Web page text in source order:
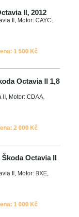
II, 2012
II, Motor: CAYC,
1 500 Kč
Octavia II 1,8
Motor: CDAA,
2 000 Kč
Octavia II
II, Motor: BXE,
1 000 Kč